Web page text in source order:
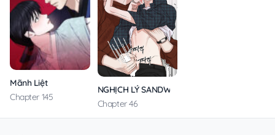
Mãnh Liệt
Chapter 145
NGHỊCH LÝ SANDWICH
Chapter 46